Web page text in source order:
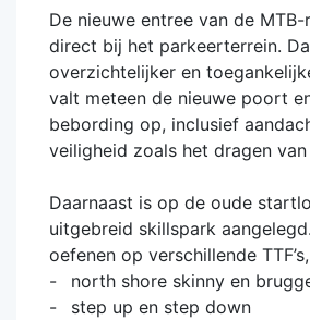
De nieuwe entree van de
direct bij het parkeerterrein.
overzichtelijker en
valt meteen de nieuwe poort
bebording op, inclusief
veiligheid zoals het dragen van
Daarnaast is op de oude
uitgebreid skillspark
oefenen op verschillende
north shore skinny en
step up en step down